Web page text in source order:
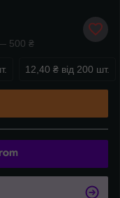
500 ₴
12,40 ₴ від 200 шт.